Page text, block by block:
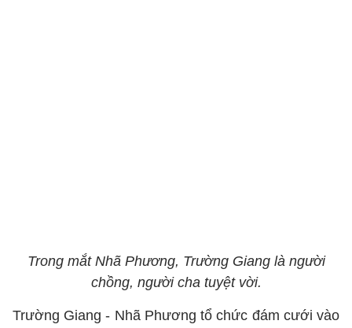
Trong mắt Nhã Phương, Trường Giang là người
chồng, người cha tuyệt vời.
Trường Giang - Nhã Phương tổ chức đám cưới vào